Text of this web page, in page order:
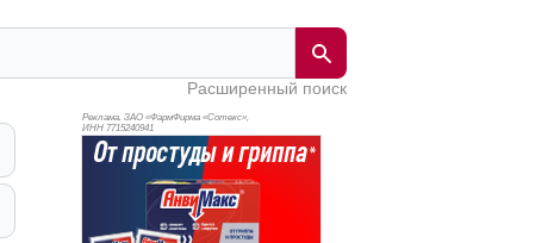
Расширенный поиск
Реклама. ЗАО «ФармФирма «Сотекс»,
ИНН 7715240941